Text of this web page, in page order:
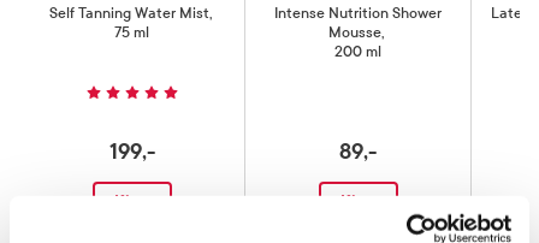
Self Tanning Water Mist,
75 ml
199,-
Kjøp
Intense Nutrition Shower
Mousse,
200 ml
89,-
Kjøp
Late